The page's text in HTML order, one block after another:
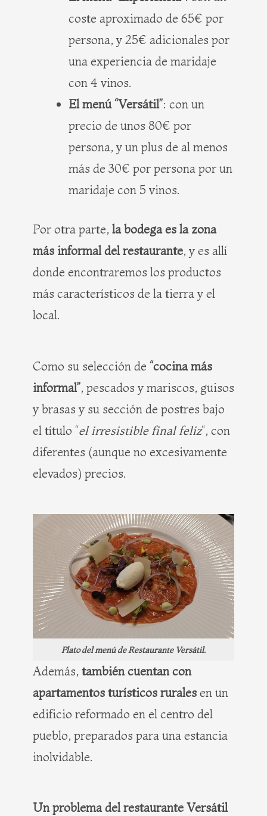
coste aproximado de 65€ por
persona, y 25€ adicionales por
una experiencia de maridaje
con 4 vinos.
El menú “Versátil”: con un
precio de unos 80€ por
persona, y un plus de al menos
más de 30€ por persona por un
maridaje con 5 vinos.
Por otra parte, la bodega es la zona
más informal del restaurante, y es allí
donde encontraremos los productos
más característicos de la tierra y el
local.
Como su selección de “cocina más
informal”, pescados y mariscos, guisos
y brasas y su sección de postres bajo
el título “el irresistible final feliz“, con
diferentes (aunque no excesivamente
elevados) precios.
Plato del menú de Restaurante Versátil.
Además, también cuentan con
apartamentos turísticos rurales en un
edificio reformado en el centro del
pueblo, preparados para una estancia
inolvidable.
Un problema del restaurante Versátil